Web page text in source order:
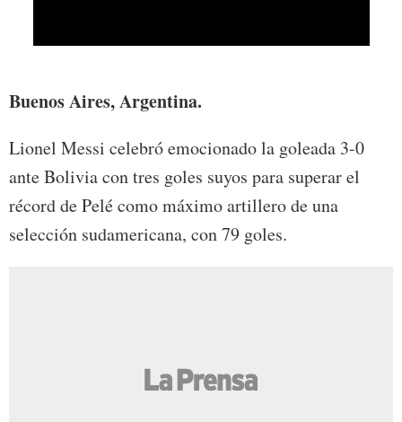
Buenos Aires, Argentina.
Lionel Messi celebró emocionado la goleada 3-0
ante Bolivia con tres goles suyos para superar el
récord de Pelé como máximo artillero de una
selección sudamericana, con 79 goles.